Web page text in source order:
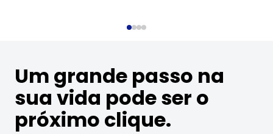
Um grande passo na
sua vida pode ser o
próximo clique.